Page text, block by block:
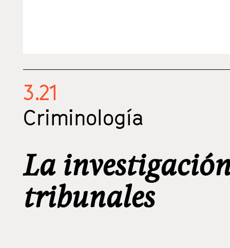
3.21
Criminología
La
tribunales